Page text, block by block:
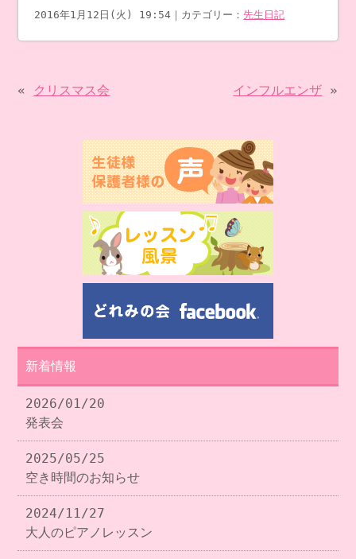
2016年1月12日(火) 19:54｜カテゴリー：先生日記
« クリスマス会 インフルエンザ »
新着情報
2026/01/20
発表会
2025/05/25
空き時間のお知らせ
2024/11/27
大人のピアノレッスン